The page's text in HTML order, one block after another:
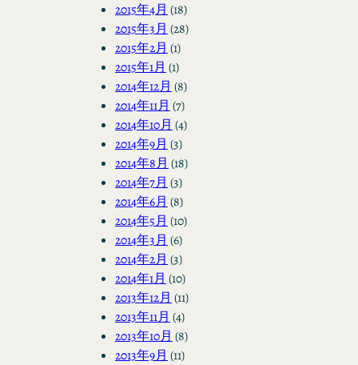
2015年4月 (18)
2015年3月 (28)
2015年2月 (1)
2015年1月 (1)
2014年12月 (8)
2014年11月 (7)
2014年10月 (4)
2014年9月 (3)
2014年8月 (18)
2014年7月 (3)
2014年6月 (8)
2014年5月 (10)
2014年3月 (6)
2014年2月 (3)
2014年1月 (10)
2013年12月 (11)
2013年11月 (4)
2013年10月 (8)
2013年9月 (11)